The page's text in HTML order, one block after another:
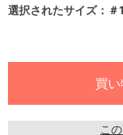
選択されたサイズ：＃
こ